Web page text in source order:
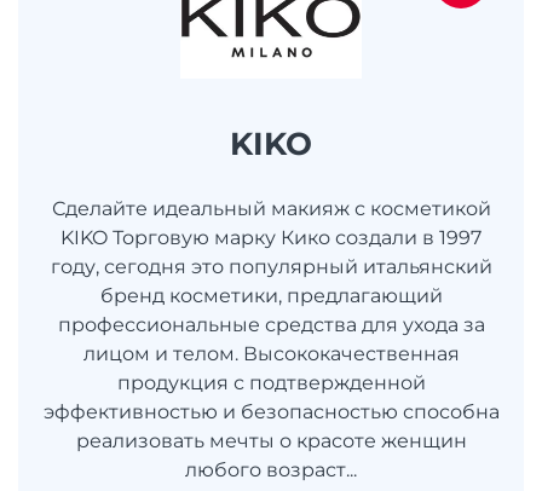
KIKO
Сделайте идеальный макияж с косметикой
KIKO Торговую марку Кико создали в 1997
году, сегодня это популярный итальянский
бренд косметики, предлагающий
профессиональные средства для ухода за
лицом и телом. Высококачественная
продукция с подтвержденной
эффективностью и безопасностью способна
реализовать мечты о красоте женщин
любого возраст...